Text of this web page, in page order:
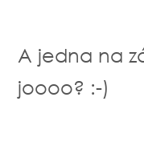
A jedna na
joooo? :-)